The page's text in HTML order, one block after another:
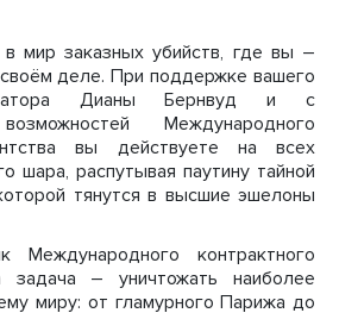
мир заказных убийств, где вы –
деле. При поддержке вашего
Дианы Бернвуд и с
Международного
вы действуете на всех
шара, распутывая паутину тайной
тянутся в высшие эшелоны
Международного контрактного
задача – уничтожать наиболее
миру: от гламурного Парижа до